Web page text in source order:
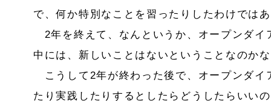
で、何か特別なことを習ったりしたわけでは
2年を終えて、なんというか、オープンダ
中には、新しいことはないということなのか
こうして 2年が終わった後で、オープンダ
たり実践したりするとしたらどうしたらいい